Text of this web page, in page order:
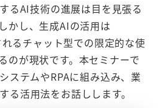
るAI技術の進展は目を見張る
かし、生成AIの活用は
るチャット型での限定的な使
のが現状です。本セミナーで
ステムやRPAに組み込み、業
る活用法をお話しします。